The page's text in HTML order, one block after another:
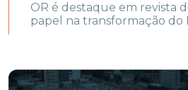
OR é destaque em revista
papel na transformação do